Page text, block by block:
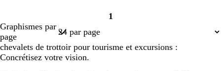
Page
1
Graphismes par
page
chevalets de trottoir pour tourisme et excursions :
Concrétisez votre vision.